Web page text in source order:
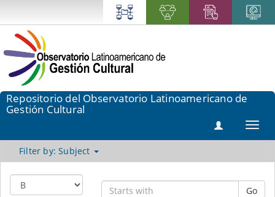
Repositorio del Observatorio Latinoamericano de
Gestión Cultural
Filter by: Subject
Go